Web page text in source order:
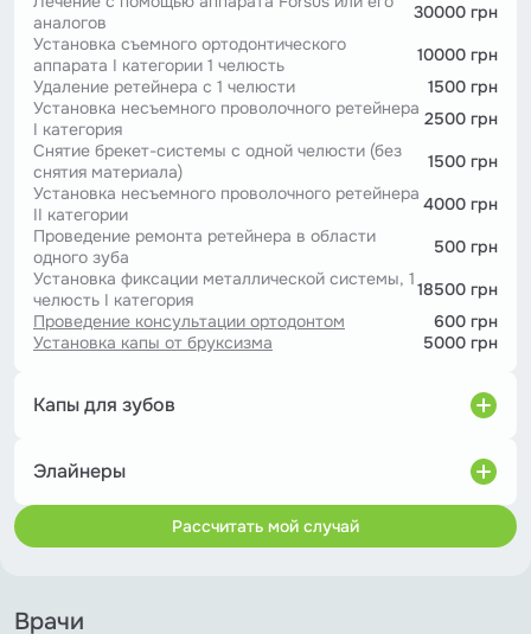
аналогов
30000 грн
Установка съемного ортодонтического
аппарата І категории 1 челюсть
10000 грн
Удаление ретейнера с 1 челюсти
1500 грн
Установка несъемного проволочного ретейнера
I категория
2500 грн
Снятие брекет-системы с одной челюсти (без
снятия материала)
1500 грн
Установка несъемного проволочного ретейнера
II категории
4000 грн
Проведение ремонта ретейнера в области
одного зуба
500 грн
Установка фиксации металлической системы, 1
челюсть І категория
18500 грн
Проведение консультации ортодонтом
600 грн
Установка капы от бруксизма
5000 грн
Капы для зубов
Проведение коррекции зубов набором для
кап, пакет «light»
160000 грн
Проведение диагностики для кап Invisalign
Проведение консультации ортодонтом
600 грн
Элайнеры
Проведение диагностики и разработки плана
лечения для элайнеров
Лечение элайнерами 3 категории, 1 шт
3500 грн
Лечение набором для кап, пакет «full»
Рассчитать мой случай
Врачи